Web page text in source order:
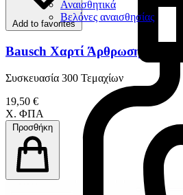
Αναισθητικά
Βελόνες αναισθησίας
Add to favorites
Bausch Χαρτί Άρθρωσης Ευθύ
Συσκευασία 300 Τεμαχίων
19,50 €
Χ. ΦΠΑ
Προσθήκη